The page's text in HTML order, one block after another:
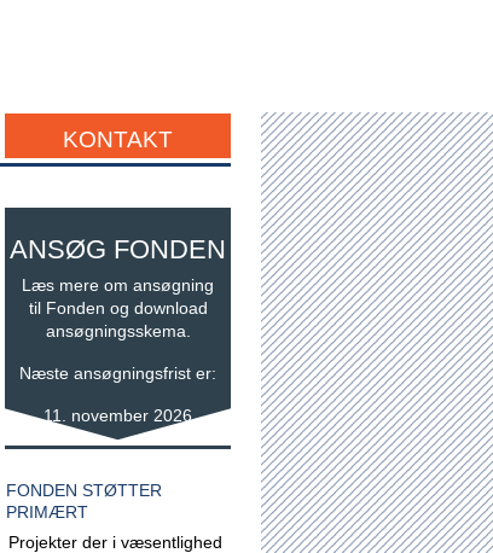
KONTAKT
ANSØG FONDEN
Læs mere om ansøgning
til Fonden og download
ansøgningsskema.
Næste ansøgningsfrist er:
11. november 2026
FONDEN STØTTER
PRIMÆRT
Projekter der i væsentlighed